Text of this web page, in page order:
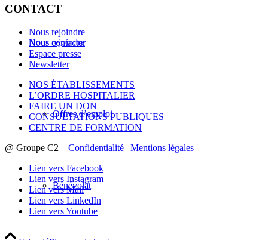
Nous rejoindre
Offres d’emploi
Bénévolat
CONTACT
Nous rejoindre
Nous contacter
Espace presse
Newsletter
NOS ÉTABLISSEMENTS
L’ORDRE HOSPITALIER
FAIRE UN DON
CONSULTATIONS PUBLIQUES
CENTRE DE FORMATION
@ Groupe C2 Confidentialité | Mentions légales
Lien vers Facebook
Lien vers Instagram
Lien vers Mail
Lien vers LinkedIn
Lien vers Youtube